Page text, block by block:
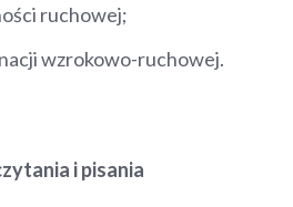
ruchowej;
wzrokowo-ruchowej.
i pisania